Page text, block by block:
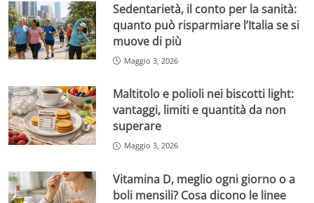
Sedentarietà, il conto per la sanità:
quanto può risparmiare l’Italia se si
muove di più
Maggio 3, 2026
Maltitolo e polioli nei biscotti light:
vantaggi, limiti e quantità da non
superare
Maggio 3, 2026
Vitamina D, meglio ogni giorno o a
boli mensili? Cosa dicono le linee